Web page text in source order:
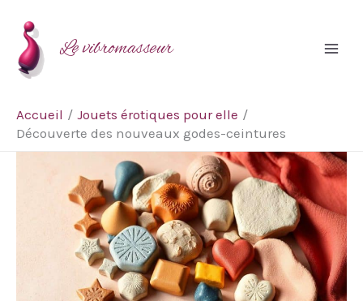
contenu
Le vibromasseur
Accueil
Jouets érotiques pour elle
Découverte des nouveaux godes-ceintures